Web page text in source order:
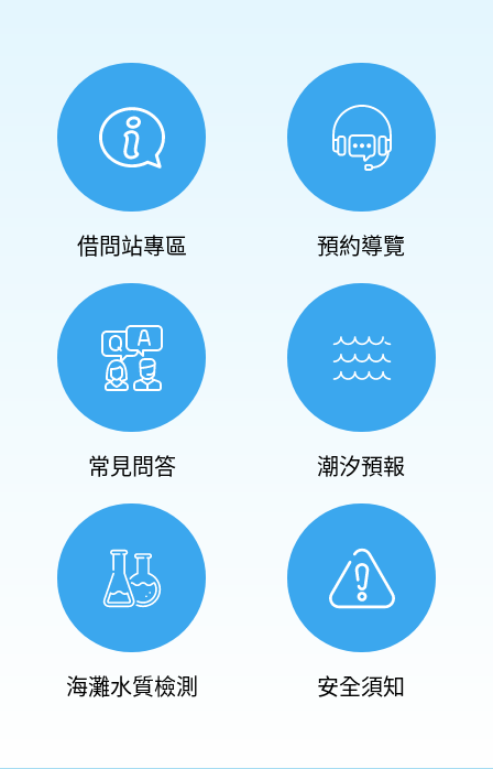
借問站專區 預約導覽
常見問答 潮汐預報
海灘水質檢測 安全須知